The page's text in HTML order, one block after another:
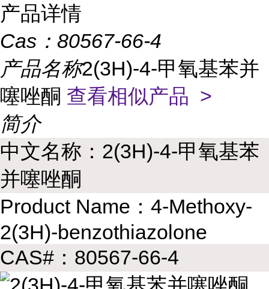
产品详情
Cas： 80567-66-4
产品名称2(3H)-4-甲氧基苯并
噻唑酮 查看相似产品 >
简介
中文名称：2(3H)-4-甲氧基苯
并噻唑酮
Product Name：4-Methoxy-
2(3H)-benzothiazolone
CAS#：80567-66-4